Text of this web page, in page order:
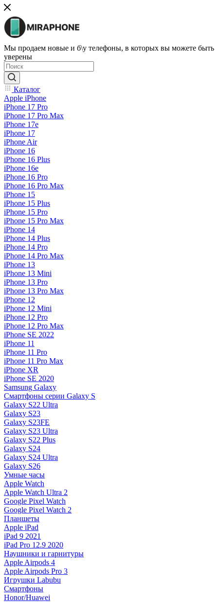
Мы продаем новые и б\у телефоны, в которых вы можете быть
уверены
Каталог
Apple iPhone
iPhone 17 Pro
iPhone 17 Pro Max
iPhone 17e
iPhone 17
iPhone Air
iPhone 16
iPhone 16 Plus
iPhone 16e
iPhone 16 Pro
iPhone 16 Pro Max
iPhone 15
iPhone 15 Plus
iPhone 15 Pro
iPhone 15 Pro Max
iPhone 14
iPhone 14 Plus
iPhone 14 Pro
iPhone 14 Pro Max
iPhone 13
iPhone 13 Mini
iPhone 13 Pro
iPhone 13 Pro Max
iPhone 12
iPhone 12 Mini
iPhone 12 Pro
iPhone 12 Pro Max
iPhone SE 2022
iPhone 11
iPhone 11 Pro
iPhone 11 Pro Max
iPhone XR
iPhone SE 2020
Samsung Galaxy
Смартфоны серии Galaxy S
Galaxy S22 Ultra
Galaxy S23
Galaxy S23FE
Galaxy S23 Ultra
Galaxy S22 Plus
Galaxy S24
Galaxy S24 Ultra
Galaxy S26
Умные часы
Apple Watch
Apple Watch Ultra 2
Google Pixel Watch
Google Pixel Watch 2
Планшеты
Apple iPad
iPad 9 2021
iPad Pro 12.9 2020
Наушники и гарнитуры
Apple Airpods 4
Apple Airpods Pro 3
Игрушки Labubu
Смартфоны
Honor/Huawei